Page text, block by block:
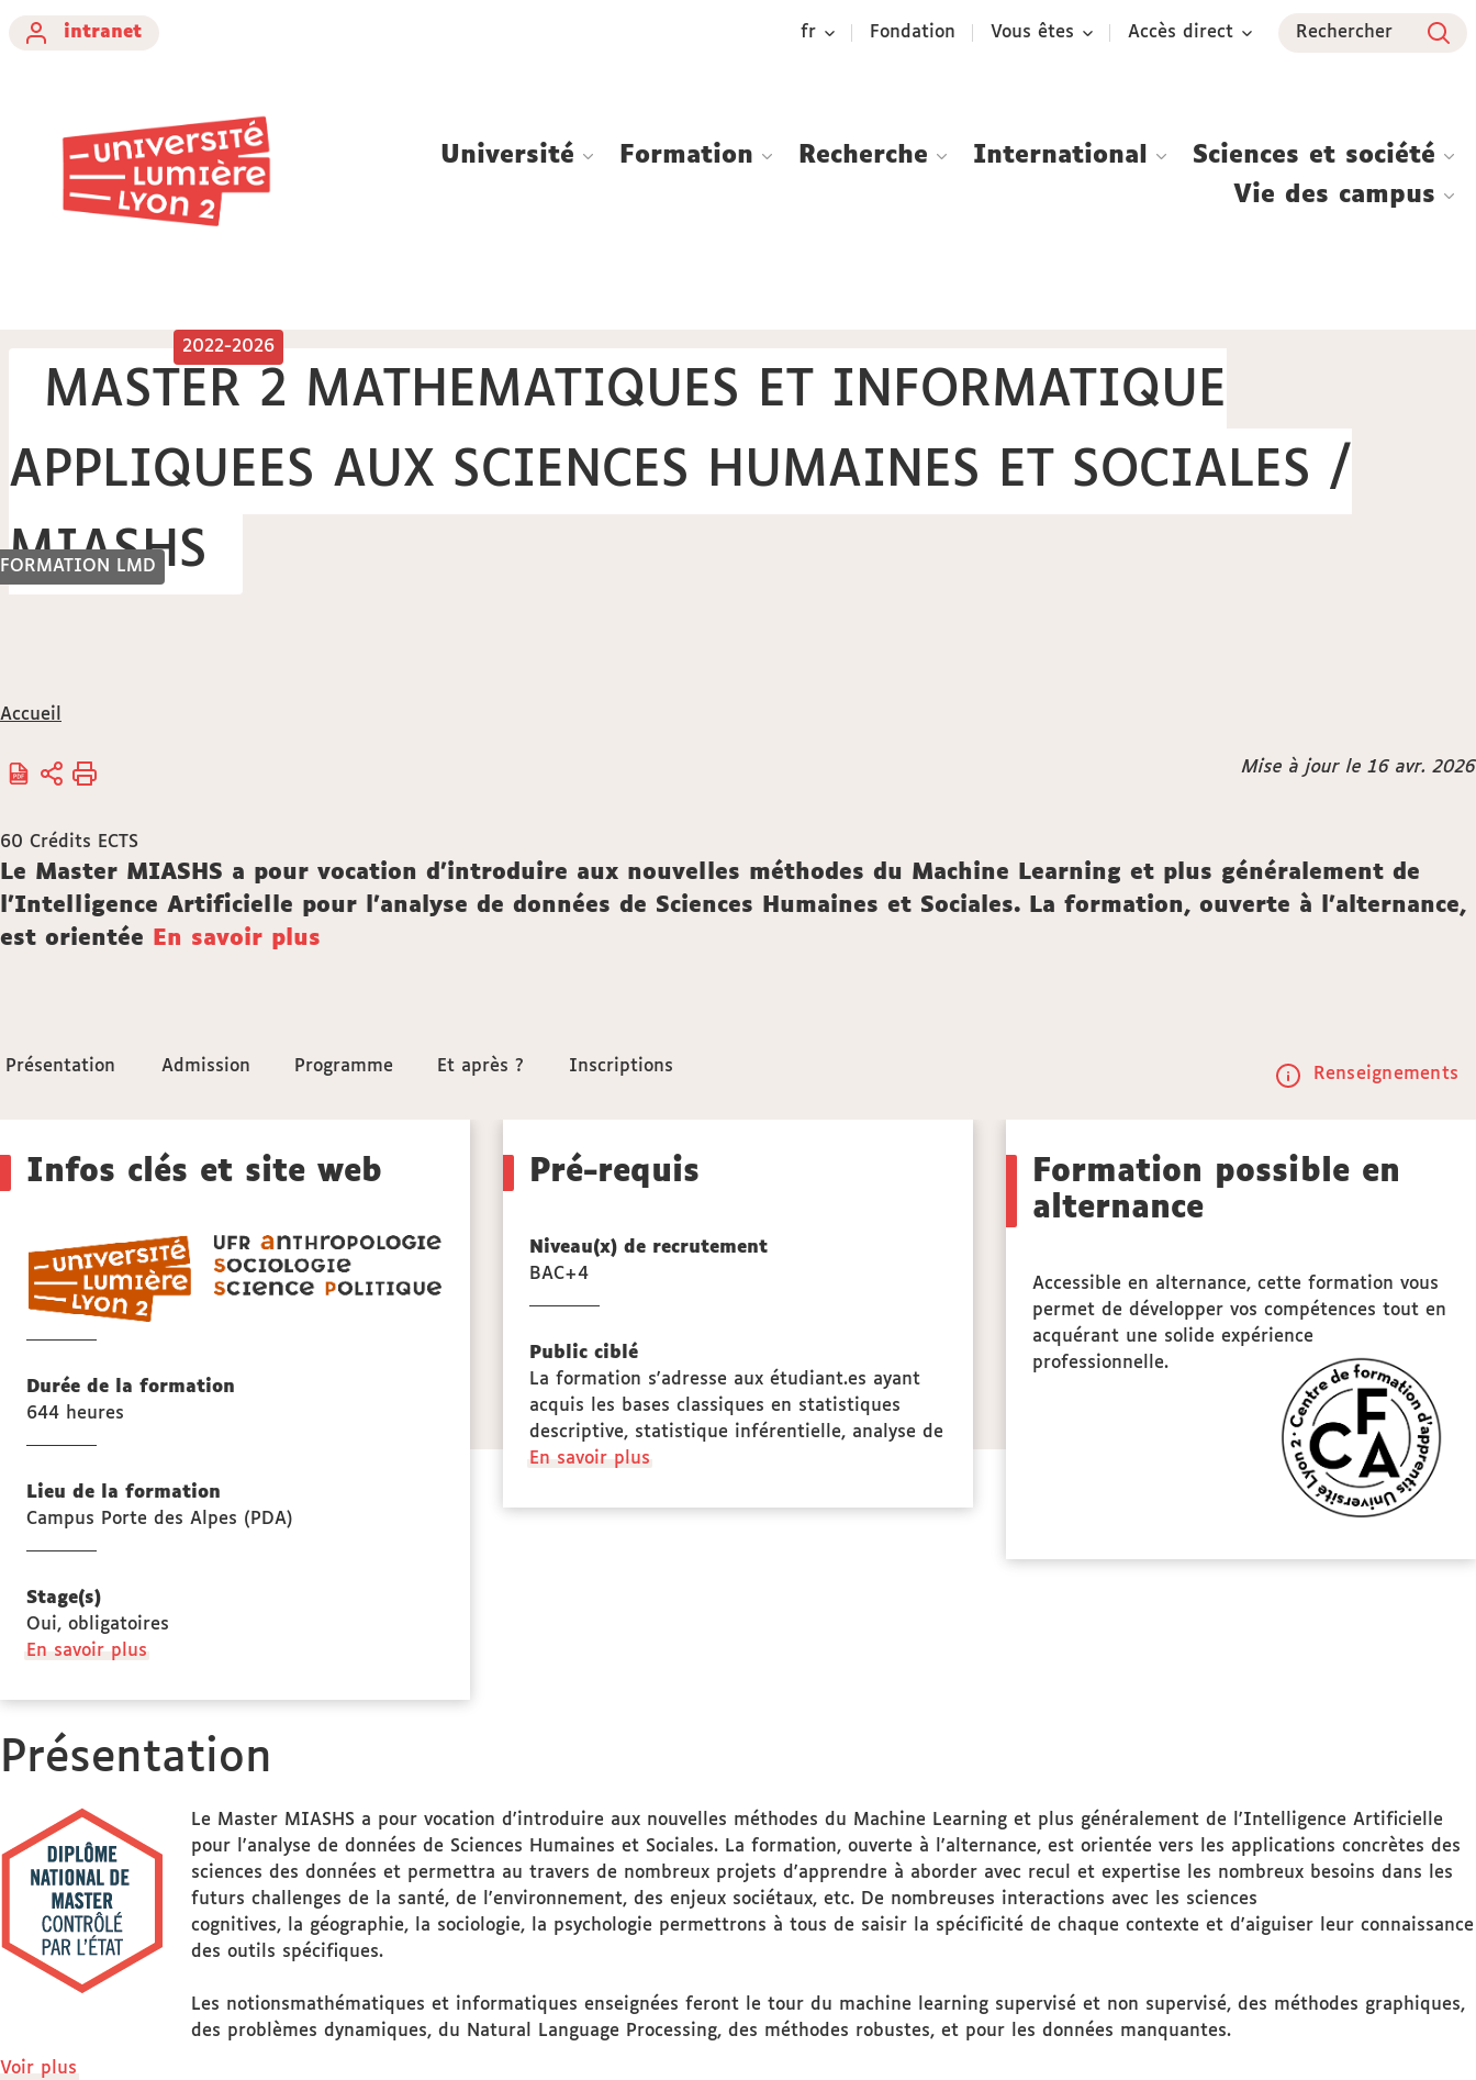
intranet
fr Fondation Vous êtes Accès direct Rechercher
Université Formation Recherche International
Sciences et société
Vie des campus
FORMATION LMD
2022-2026
MASTER 2 MATHEMATIQUES ET INFORMATIQUE
APPLIQUEES AUX SCIENCES HUMAINES ET SOCIALES /
MIASHS
Vous
ici :
Accueil
Mise à jour le 16 avr. 2026
60 Crédits ECTS
Description
Le Master MIASHS a pour vocation d'introduire aux nouvelles méthodes du Machine Learning et plus généralement de
l'Intelligence Artificielle pour l'analyse de données de Sciences Humaines et Sociales. La formation, ouverte à l'alternance,
est orientée
En savoir plus
Accéder
sections
la
fiche
Présentation
Présentation Admission
Admission Programme
Programme Et après ?
Et après ? Inscriptions
Inscriptions
to
Renseignements
Détails
Infos clés et site web
UFR
anthropologie,
Durée de la formation
644 heures
Lieu de la formation
Campus Porte des Alpes (PDA)
Stage(s)
Oui, obligatoires
En savoir plus
des
Pré-requis
Niveau(x) de recrutement
BAC+4
Public ciblé
La formation s'adresse aux étudiant.es ayant
acquis les bases classiques en statistiques
descriptive, statistique inférentielle, analyse de
En savoir plus
des
Formation possible en
alternance
Accessible en alternance, cette formation vous
permet de développer vos compétences tout en
acquérant une solide expérience
professionnelle.
Présentation
Le Master MIASHS a pour vocation d'introduire aux nouvelles méthodes du Machine Learning et plus généralement de l'Intelligence Artificielle
pour l'analyse de données de Sciences Humaines et Sociales. La formation, ouverte à l'alternance, est orientée vers les applications concrètes des
sciences des données et permettra au travers de nombreux projets d'apprendre à aborder avec recul et expertise les nombreux besoins dans les
futurs challenges de la santé, de l'environnement, des enjeux sociétaux, etc. De nombreuses interactions avec les sciences
cognitives, la géographie, la sociologie, la psychologie permettrons à tous de saisir la spécificité de chaque contexte et d'aiguiser leur connaissance
des outils spécifiques.
Les notionsmathématiques et informatiques enseignées feront le tour du machine learning supervisé et non supervisé, des méthodes graphiques,
des problèmes dynamiques, du Natural Language Processing, des méthodes robustes, et pour les données manquantes.
Voir plus